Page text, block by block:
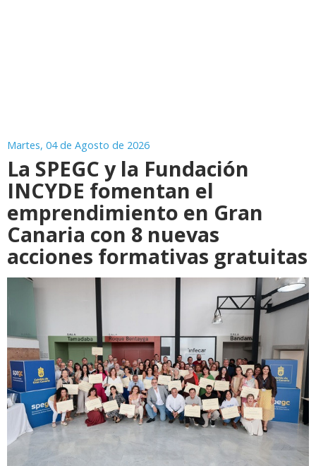
Martes, 04 de Agosto de 2026
La SPEGC y la Fundación
INCYDE fomentan el
emprendimiento en Gran
Canaria con 8 nuevas
acciones formativas gratuitas